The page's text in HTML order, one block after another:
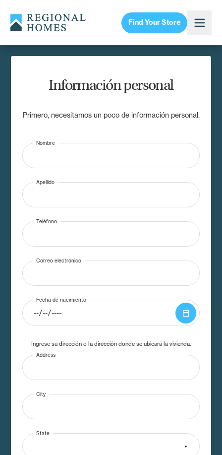
Find Your Store
Información personal
Primero, necesitamos un poco de información personal.
Nombre
Apellido
Teléfono
Correo electrónico
Fecha de nacimiento
date_range
Ingrese su dirección o la dirección donde se ubicará la vivienda.
Address
City
State